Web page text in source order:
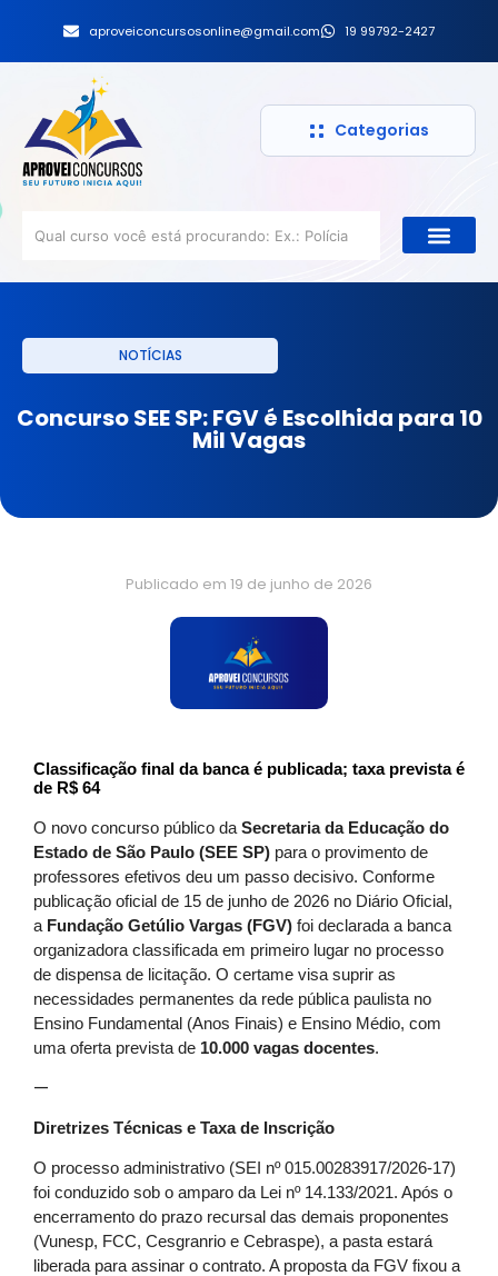
aproveiconcursosonline@gmail.com 19 99792-2427
Categorias
NOTÍCIAS
Concurso SEE SP: FGV é Escolhida para 10
Mil Vagas
Publicado em 19 de junho de 2026
Classificação final da banca é publicada; taxa prevista é
de R$ 64
O novo concurso público da Secretaria da Educação do
Estado de São Paulo (SEE SP) para o provimento de
professores efetivos deu um passo decisivo. Conforme
publicação oficial de 15 de junho de 2026 no Diário Oficial,
a Fundação Getúlio Vargas (FGV) foi declarada a banca
organizadora classificada em primeiro lugar no processo
de dispensa de licitação. O certame visa suprir as
necessidades permanentes da rede pública paulista no
Ensino Fundamental (Anos Finais) e Ensino Médio, com
uma oferta prevista de 10.000 vagas docentes.
—
Diretrizes Técnicas e Taxa de Inscrição
O processo administrativo (SEI nº 015.00283917/2026-17)
foi conduzido sob o amparo da Lei nº 14.133/2021. Após o
encerramento do prazo recursal das demais proponentes
(Vunesp, FCC, Cesgranrio e Cebraspe), a pasta estará
liberada para assinar o contrato. A proposta da FGV fixou a